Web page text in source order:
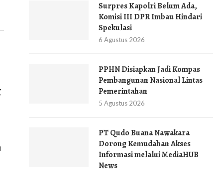
Surpres Kapolri Belum Ada,
Komisi III DPR Imbau Hindari
Spekulasi
6 Agustus 2026
PPHN Disiapkan Jadi Kompas
Pembangunan Nasional Lintas
Pemerintahan
5 Agustus 2026
PT Qudo Buana Nawakara
Dorong Kemudahan Akses
Informasi melalui MediaHUB
News